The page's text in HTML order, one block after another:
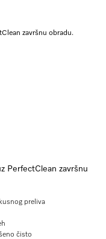
završnu obradu.
PerfectClean završnu
preliva
čisto